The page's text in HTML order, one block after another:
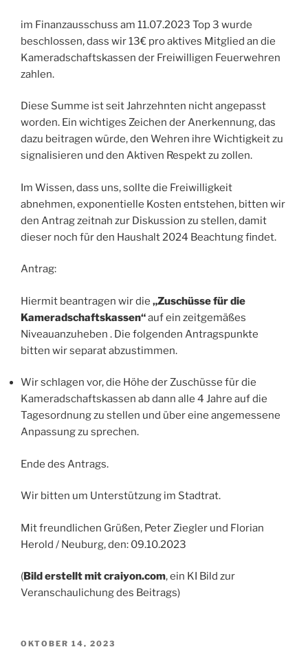
im Finanzausschuss am 11.07.2023 Top 3 wurde
beschlossen, dass wir 13€ pro aktives Mitglied an die
Kameradschaftskassen der Freiwilligen Feuerwehren
zahlen.
Diese Summe ist seit Jahrzehnten nicht angepasst
worden. Ein wichtiges Zeichen der Anerkennung, das
dazu beitragen würde, den Wehren ihre Wichtigkeit zu
signalisieren und den Aktiven Respekt zu zollen.
Im Wissen, dass uns, sollte die Freiwilligkeit
abnehmen, exponentielle Kosten entstehen, bitten wir
den Antrag zeitnah zur Diskussion zu stellen, damit
dieser noch für den Haushalt 2024 Beachtung findet.
Antrag:
Hiermit beantragen wir die „Zuschüsse für die
Kameradschaftskassen“auf ein zeitgemäßes
Niveauanzuheben . Die folgenden Antragspunkte
bitten wir separat abzustimmen.
Wir schlagen vor, die Höhe der Zuschüsse für die
Kameradschaftskassen ab dann alle 4 Jahre auf die
Tagesordnung zu stellen und über eine angemessene
Anpassung zu sprechen.
Ende des Antrags.
Wir bitten um Unterstützung im Stadtrat.
Mit freundlichen Grüßen, Peter Ziegler und Florian
Herold / Neuburg, den: 09.10.2023
(Bild erstellt mit craiyon.com, ein KI Bild zur
Veranschaulichung des Beitrags)
VERÖFFENTLICHT
OKTOBER 14, 2023